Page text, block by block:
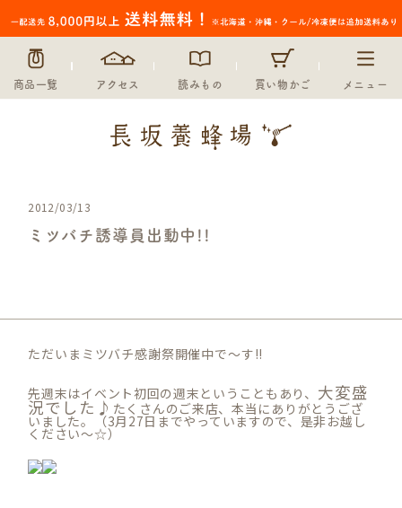
商品一覧 アクセス 読みもの 買い物かご メニュー
2012/03/13
ミツバチ誘導員出動中!!
ただいまミツバチ感謝祭開催中で～す!!
先週末はイベント初回の週末ということもあり、 大変盛
況でした♪ たくさんのご来店、本当にありがとうござ
いました。（3月27日までやっていますので、是非お越し
ください～☆）